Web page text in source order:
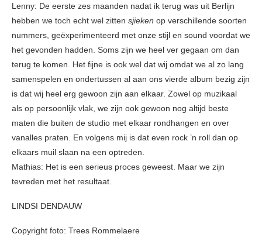
Lenny: De eerste zes maanden nadat ik terug was uit Berlijn
hebben we toch echt wel zitten sjieken op verschillende soorten
nummers, geëxperimenteerd met onze stijl en sound voordat we
het gevonden hadden. Soms zijn we heel ver gegaan om dan
terug te komen. Het fijne is ook wel dat wij omdat we al zo lang
samenspelen en ondertussen al aan ons vierde album bezig zijn
is dat wij heel erg gewoon zijn aan elkaar. Zowel op muzikaal
als op persoonlijk vlak, we zijn ook gewoon nog altijd beste
maten die buiten de studio met elkaar rondhangen en over
vanalles praten. En volgens mij is dat even rock ’n roll dan op
elkaars muil slaan na een optreden.
Mathias: Het is een serieus proces geweest. Maar we zijn
tevreden met het resultaat.
LINDSI DENDAUW
Copyright foto: Trees Rommelaere